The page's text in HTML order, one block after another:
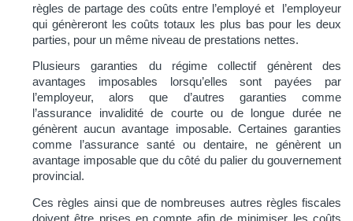
règles de partage des coûts entre l’employé et l’employeur
qui génèreront les coûts totaux les plus bas pour les deux
parties, pour un même niveau de prestations nettes.
Plusieurs garanties du régime collectif génèrent des
avantages imposables lorsqu’elles sont payées par
l’employeur, alors que d’autres garanties comme
l’assurance invalidité de courte ou de longue durée ne
génèrent aucun avantage imposable. Certaines garanties
comme l’assurance santé ou dentaire, ne génèrent un
avantage imposable que du côté du palier du gouvernement
provincial.
Ces règles ainsi que de nombreuses autres règles fiscales
doivent être prises en compte afin de minimiser les coûts